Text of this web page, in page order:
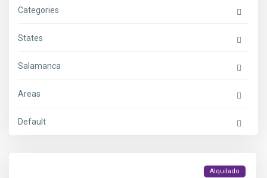
Categories
States
Salamanca
Areas
Default
Alquilado